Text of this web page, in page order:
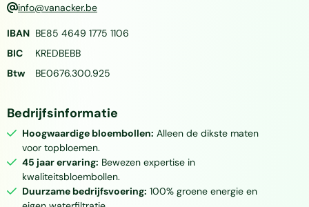
info@vanacker.be
IBAN BE85 4649 1775 1106
BIC
KREDBEBB
Btw
BE0676.300.925
Bedrijfsinformatie
Hoogwaardige bloembollen: Alleen de dikste maten
voor topbloemen.
45 jaar ervaring: Bewezen expertise in
kwaliteitsbloembollen.
Duurzame bedrijfsvoering: 100% groene energie en